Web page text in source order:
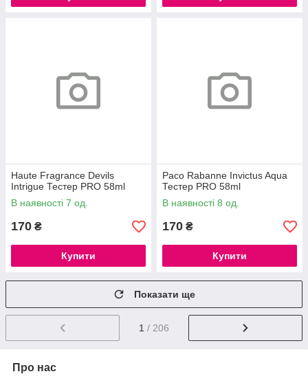
Haute Fragrance Devils
Intrigue Тестер PRO 58ml
В наявності 7 од.
170 ₴
Купити
Paco Rabanne Invictus Aqua
Тестер PRO 58ml
В наявності 8 од.
170 ₴
Купити
Показати ще
1 / 206
Про нас